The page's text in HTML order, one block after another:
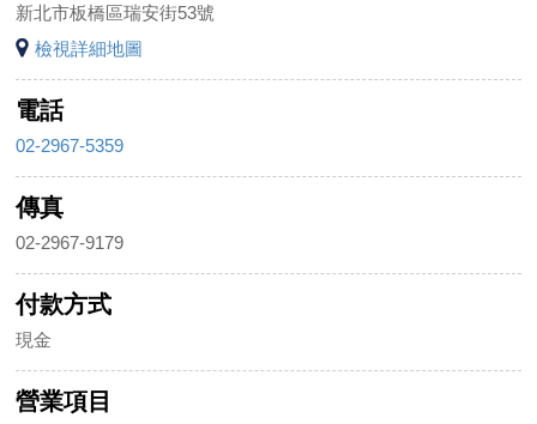
新北市板橋區瑞安街53號
檢視詳細地圖
電話
02-2967-5359
傳真
02-2967-9179
付款方式
現金
營業項目